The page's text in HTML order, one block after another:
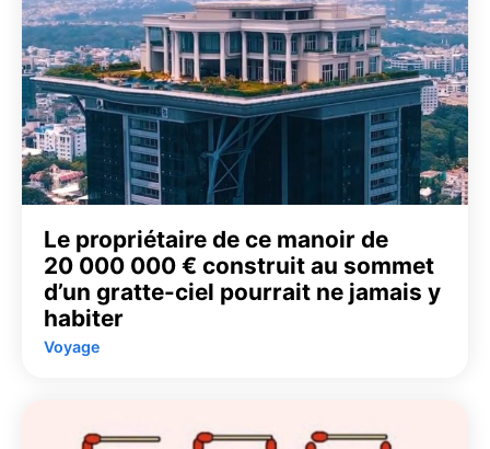
Le propriétaire de ce manoir de
20 000 000 € construit au sommet
d’un gratte-ciel pourrait ne jamais y
habiter
Voyage